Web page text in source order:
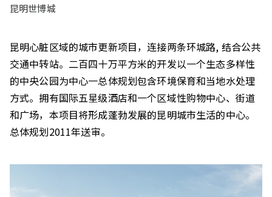
昆明世博城
昆明心脏区域的城市更新项目，连接两条环城路, 结合公共
交通中转站。二百四十万平方米的开发以一个生态多样性
的中央公园为中心一总体规划包含环境保育和当地水处理
方式。拥有国际五星级酒店和一个区域性购物中心、街道
和广场，本项目将形成蓬勃发展的昆明城市生活的中心。
总体规划2011年送审。